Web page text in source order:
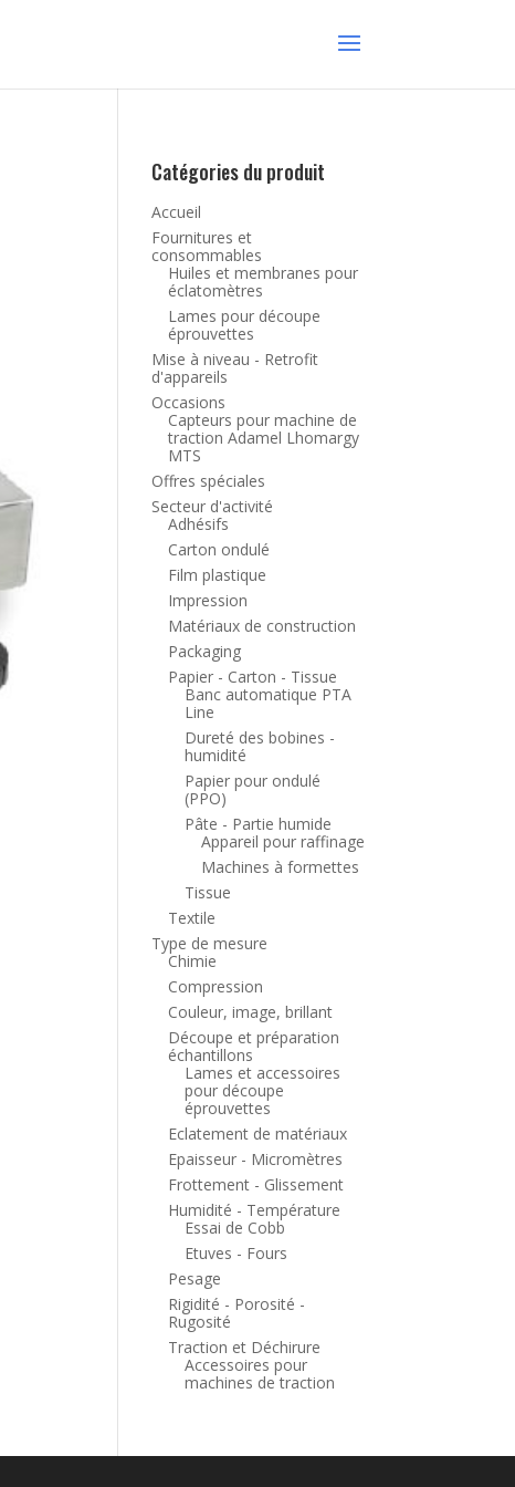
Catégories du produit
Accueil
Fournitures et
consommables
Huiles et membranes pour
éclatomètres
Lames pour découpe
éprouvettes
Mise à niveau - Retrofit
d'appareils
Occasions
Capteurs pour machine de
traction Adamel Lhomargy
MTS
Offres spéciales
Secteur d'activité
Adhésifs
Carton ondulé
Film plastique
Impression
Matériaux de construction
Packaging
Papier - Carton - Tissue
Banc automatique PTA
Line
Dureté des bobines -
humidité
Papier pour ondulé
(PPO)
Pâte - Partie humide
Appareil pour raffinage
Machines à formettes
Tissue
Textile
Type de mesure
Chimie
Compression
Couleur, image, brillant
Découpe et préparation
échantillons
Lames et accessoires
pour découpe
éprouvettes
Eclatement de matériaux
Epaisseur - Micromètres
Frottement - Glissement
Humidité - Température
Essai de Cobb
Etuves - Fours
Pesage
Rigidité - Porosité -
Rugosité
Traction et Déchirure
Accessoires pour
machines de traction